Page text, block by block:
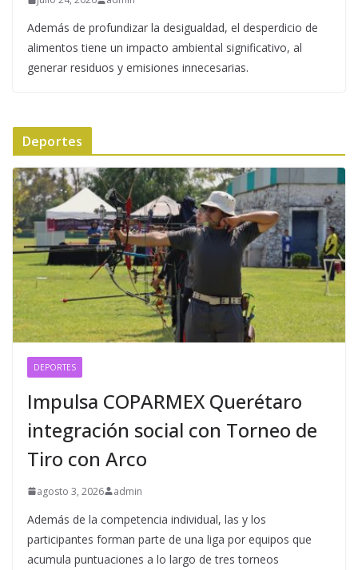
Además de profundizar la desigualdad, el desperdicio de
alimentos tiene un impacto ambiental significativo, al
generar residuos y emisiones innecesarias.
Deportes
DEPORTES
Impulsa COPARMEX Querétaro
integración social con Torneo de
Tiro con Arco
agosto 3, 2026 admin
Además de la competencia individual, las y los
participantes forman parte de una liga por equipos que
acumula puntuaciones a lo largo de tres torneos